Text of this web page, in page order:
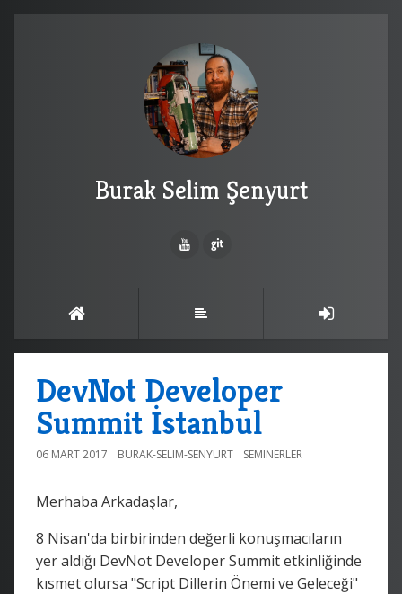
Burak Selim Şenyurt
DevNot Developer
Summit İstanbul
06 MART 2017 BURAK-SELIM-SENYURT SEMINERLER
Merhaba Arkadaşlar,
8 Nisan'da birbirinden değerli konuşmacıların
yer aldığı DevNot Developer Summit etkinliğinde
kısmet olursa "Script Dillerin Önemi ve Geleceği"